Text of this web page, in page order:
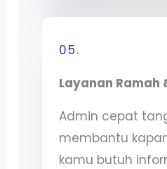
05.
Layanan Ramah
Admin cepat
membantu
kamu butuh